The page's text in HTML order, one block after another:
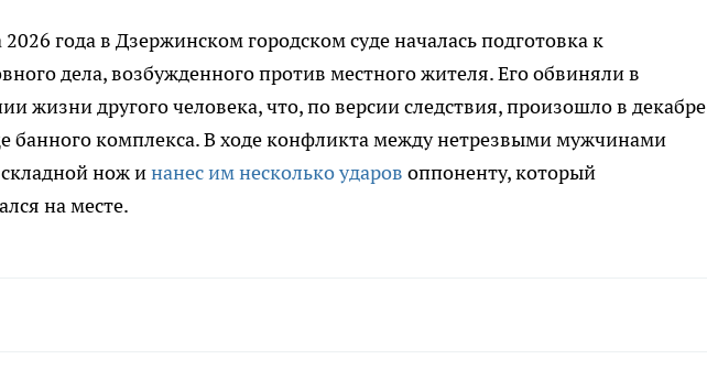
года в Дзержинском городском суде началась подготовка к
дела, возбужденного против местного жителя. Его обвиняли в
жизни другого человека, что, по версии следствия, произошло в декабре
банного комплекса. В ходе конфликта между нетрезвыми мужчинами
нож инанес им несколько ударов оппоненту, который
на месте.